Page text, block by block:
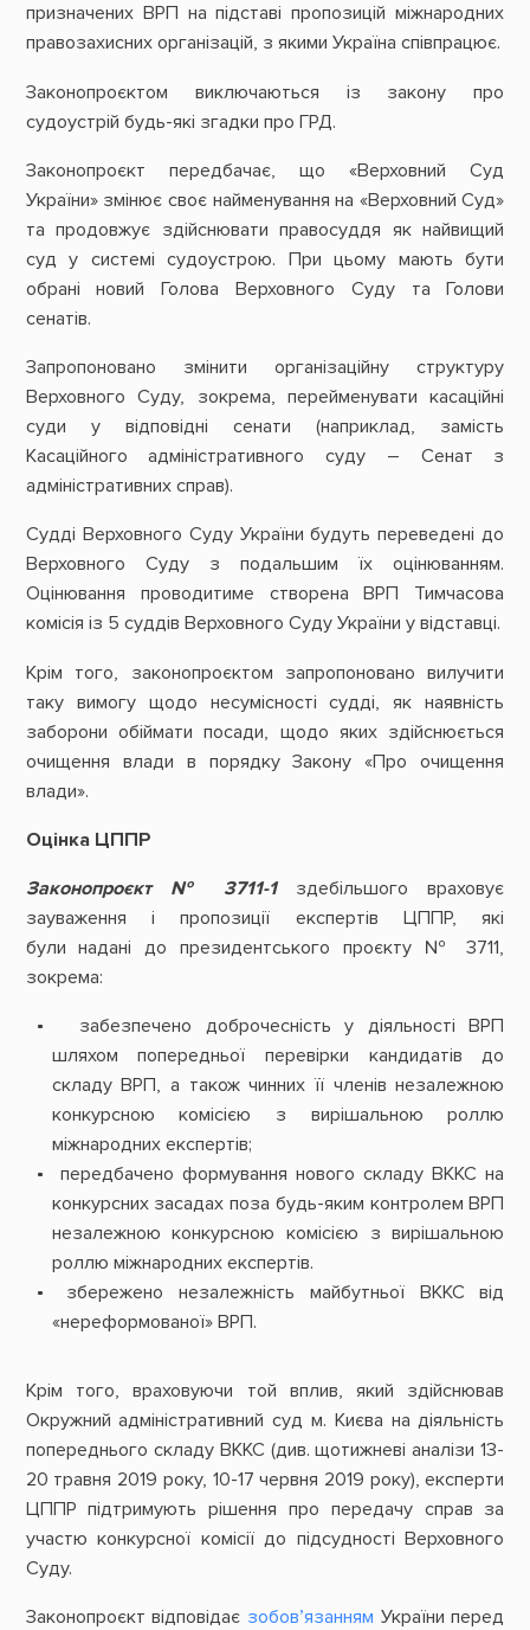
призначених ВРП на підставі пропозицій міжнародних
правозахисних організацій, з якими Україна співпрацює.
Законопроєктом виключаються із закону про
судоустрій будь-які згадки про ГРД.
Законопроєкт передбачає, що «Верховний Суд
України» змінює своє найменування на «Верховний Суд»
та продовжує здійснювати правосуддя як найвищий
суд у системі судоустрою. При цьому мають бути
обрані новий Голова Верховного Суду та Голови
сенатів.
Запропоновано змінити організаційну структуру
Верховного Суду, зокрема, перейменувати касаційні
суди у відповідні сенати (наприклад, замість
Касаційного адміністративного суду – Сенат з
адміністративних справ).
Судді Верховного Суду України будуть переведені до
Верховного Суду з подальшим їх оцінюванням.
Оцінювання проводитиме створена ВРП Тимчасова
комісія із 5 суддів Верховного Суду України у відставці.
Крім того, законопроєктом запропоновано вилучити
таку вимогу щодо несумісності судді, як наявність
заборони обіймати посади, щодо яких здійснюється
очищення влади в порядку Закону «Про очищення
влади».
Оцінка ЦППР
Законопроєкт № 3711-1здебільшого враховує
зауваження і пропозиції експертів ЦППР, які
були надані до президентського проєкту № 3711,
зокрема:
забезпечено доброчесність у діяльності ВРП
шляхом попередньої перевірки кандидатів до
складу ВРП, а також чинних її членів незалежною
конкурсною комісією з вирішальною роллю
міжнародних експертів;
передбачено формування нового складу ВККС на
конкурсних засадах поза будь-яким контролем ВРП
незалежною конкурсною комісією з вирішальною
роллю міжнародних експертів.
збережено незалежність майбутньої ВККС від
«нереформованої» ВРП.
Крім того, враховуючи той вплив, який здійснював
Окружний адміністративний суд м. Києва на діяльність
попереднього складу ВККС (див. щотижневі аналізи 13-
20 травня 2019 року, 10-17 червня 2019 року), експерти
ЦППР підтримують рішення про передачу справ за
участю конкурсної комісії до підсудності Верховного
Суду.
Законопроєкт відповідає зобов’язанням України перед